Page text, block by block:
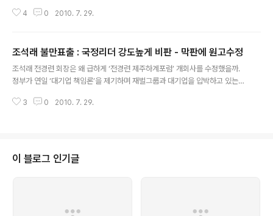
라고 요구하면서 옥신각신했던 것이다. 원본출처 http://news.chosun.com/
체가 빚어지자 티셔츠 차림의 남성들이 길을 풀어줬다. 그러나 노조원 4명은 얼
마 못 가 골목길 입구에서 다시 걸음을 멈춰야만 했다. 10여명의 청년들이 다시
길을 막아서면서 몸싸움이 벌어졌기 때문이다. 길을..
4 0 2010. 7. 29.
조석래 불만표출 : 국정리더 강도높게 비판 - 막판에 원고수정
조석래 전경련 회장은 왜 급하게 ‘전경련 제주하계포럼’ 개회사를 수정했을까.
정부가 연일 ‘대기업 책임론’을 제기하며 재벌그룹과 대기업을 압박하고 있는
개막식 직전에 개회사 내용 일부를 수정해 발표했다. 원본출처 조선일보 http://
서 전경련 회장으로서는 이례적으로 정부뿐 아니라 ‘국정의 리더’에 대해서도
강도높게 비판했다. 조 회장은 개회사 원문에서 ‘국정을..
3 0 2010. 7. 29.
이 블로그 인기글